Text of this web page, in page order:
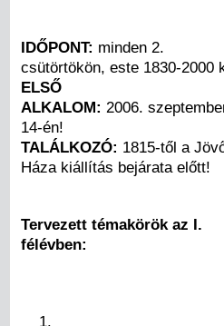
IDŐPONT: minden 2.
csütörtökön, este 1830-2000
ELSŐ
ALKALOM: 2006.
14-én!
TALÁLKOZÓ: 1815-től a
Háza kiállítás bejárata előtt!
Tervezett témakörök az I.
félévben: